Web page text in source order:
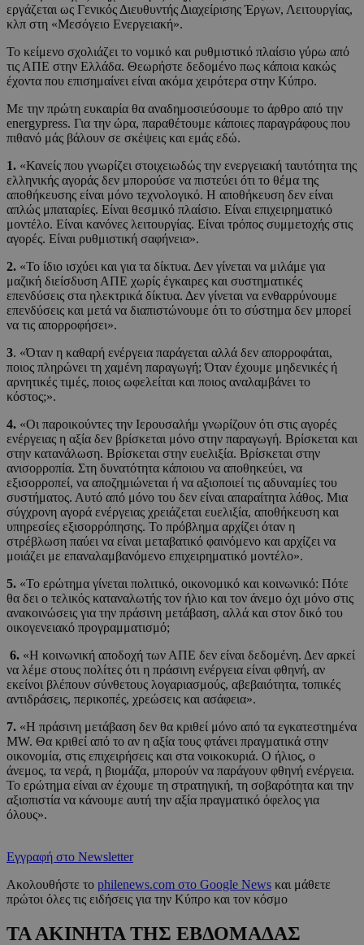
εργάζεται ως Γενικός Διευθυντής Διαχείρισης Έργων, Λειτουργίας,
κλπ στη «Μεσόγειο Ενεργειακή».
Το κείμενο σχολιάζει το νομικό και ρυθμιστικό πλαίσιο γύρω από
τις ΑΠΕ στην Ελλάδα. Θεωρήστε δεδομένο πως κάποια κακώς
έχοντα που επισημαίνει είναι ακόμα χειρότερα στην Κύπρο.
Με την πρώτη ευκαιρία θα αναδημοσιεύσουμε το άρθρο από την
energypress. Για την ώρα, παραθέτουμε κάποιες παραγράφους που
πιθανό μάς βάλουν σε σκέψεις και εμάς εδώ.
1. «Κανείς που γνωρίζει στοιχειωδώς την ενεργειακή ταυτότητα της
ελληνικής αγοράς δεν μπορούσε να πιστεύει ότι το θέμα της
αποθήκευσης είναι μόνο τεχνολογικό. Η αποθήκευση δεν είναι
απλώς μπαταρίες. Είναι θεσμικό πλαίσιο. Είναι επιχειρηματικό
μοντέλο. Είναι κανόνες λειτουργίας. Είναι τρόπος συμμετοχής στις
αγορές. Είναι ρυθμιστική σαφήνεια».
2. «Το ίδιο ισχύει και για τα δίκτυα. Δεν γίνεται να μιλάμε για
μαζική διείσδυση ΑΠΕ χωρίς έγκαιρες και συστηματικές
επενδύσεις στα ηλεκτρικά δίκτυα. Δεν γίνεται να ενθαρρύνουμε
επενδύσεις και μετά να διαπιστώνουμε ότι το σύστημα δεν μπορεί
να τις απορροφήσει».
3. «Όταν η καθαρή ενέργεια παράγεται αλλά δεν απορροφάται,
ποιος πληρώνει τη χαμένη παραγωγή; Όταν έχουμε μηδενικές ή
αρνητικές τιμές, ποιος ωφελείται και ποιος αναλαμβάνει το
κόστος;».
4. «Οι παροικούντες την Ιερουσαλήμ γνωρίζουν ότι στις αγορές
ενέργειας η αξία δεν βρίσκεται μόνο στην παραγωγή. Βρίσκεται και
στην κατανάλωση. Βρίσκεται στην ευελιξία. Βρίσκεται στην
ανισορροπία. Στη δυνατότητα κάποιου να αποθηκεύει, να
εξισορροπεί, να αποζημιώνεται ή να αξιοποιεί τις αδυναμίες του
συστήματος. Αυτό από μόνο του δεν είναι απαραίτητα λάθος. Μια
σύγχρονη αγορά ενέργειας χρειάζεται ευελιξία, αποθήκευση και
υπηρεσίες εξισορρόπησης. Το πρόβλημα αρχίζει όταν η
στρέβλωση παύει να είναι μεταβατικό φαινόμενο και αρχίζει να
μοιάζει με επαναλαμβανόμενο επιχειρηματικό μοντέλο».
5. «Το ερώτημα γίνεται πολιτικό, οικονομικό και κοινωνικό: Πότε
θα δει ο τελικός καταναλωτής τον ήλιο και τον άνεμο όχι μόνο στις
ανακοινώσεις για την πράσινη μετάβαση, αλλά και στον δικό του
οικογενειακό προγραμματισμό;
6. «Η κοινωνική αποδοχή των ΑΠΕ δεν είναι δεδομένη. Δεν αρκεί
να λέμε στους πολίτες ότι η πράσινη ενέργεια είναι φθηνή, αν
εκείνοι βλέπουν σύνθετους λογαριασμούς, αβεβαιότητα, τοπικές
αντιδράσεις, περικοπές, χρεώσεις και ασάφεια».
7. «Η πράσινη μετάβαση δεν θα κριθεί μόνο από τα εγκατεστημένα
MW. Θα κριθεί από το αν η αξία τους φτάνει πραγματικά στην
οικονομία, στις επιχειρήσεις και στα νοικοκυριά. Ο ήλιος, ο
άνεμος, τα νερά, η βιομάζα, μπορούν να παράγουν φθηνή ενέργεια.
Το ερώτημα είναι αν έχουμε τη στρατηγική, τη σοβαρότητα και την
αξιοπιστία να κάνουμε αυτή την αξία πραγματικό όφελος για
όλους».
Εγγραφή στο Newsletter
Ακολουθήστε το philenews.com στο Google News και μάθετε
πρώτοι όλες τις ειδήσεις για την Κύπρο και τον κόσμο
ΤΑ ΑΚΙΝΗΤΑ ΤΗΣ ΕΒΔΟΜΑΔΑΣ